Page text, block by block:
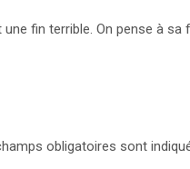
fin terrible. On pense à sa
obligatoires sont